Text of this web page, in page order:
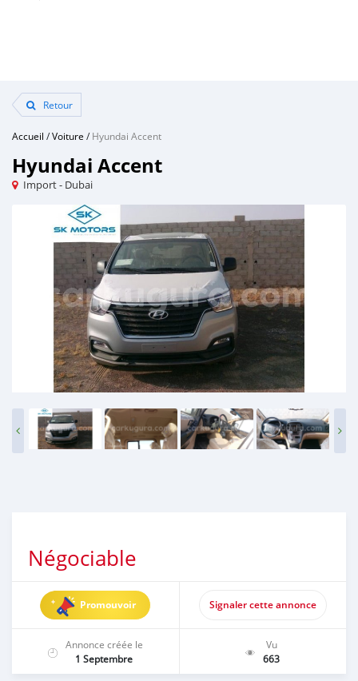
Retour
Accueil /Voiture /Hyundai Accent
Hyundai Accent
Import - Dubai
Négociable
Promouvoir Signaler cette annonce
Annonce créée le
1 Septembre
Vu
663